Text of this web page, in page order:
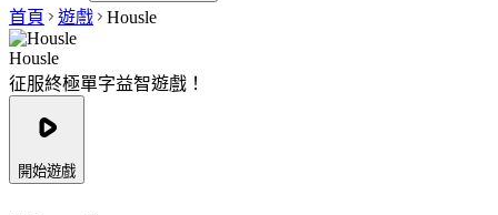
首頁 遊戲 Housle
Housle
征服終極單字益智遊戲！
開始遊戲